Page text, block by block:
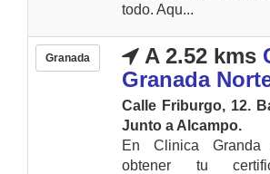
todo. Aqu...
Granada A 2.52 kms
Granada
Calle Friburgo, 12.
Junto a Alcampo.
En Clinica Granda
obtener tu